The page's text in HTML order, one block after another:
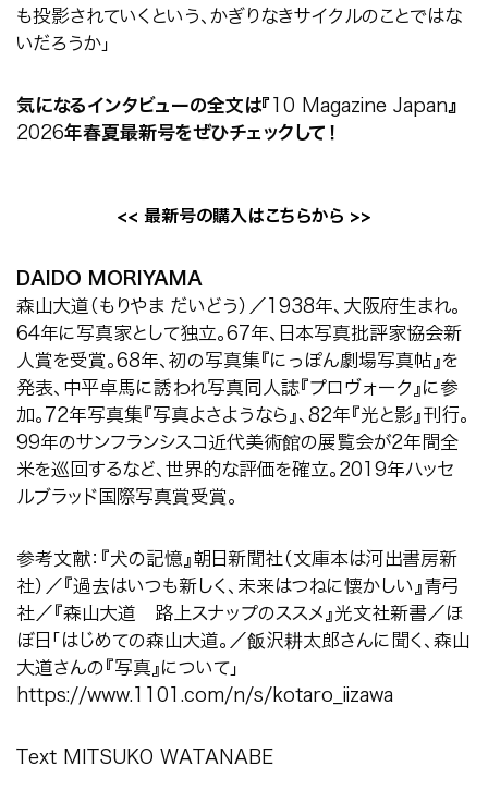
も投影されていくという、かぎりなきサイクルのことではな
いだろうか」
気になるインタビューの全文は『 10 Magazine Japan 』
2026年春夏最新号をぜひチェックして！
<< 最新号の購入はこちらから >>
DAIDO MORIYAMA
森山大道（もりやま だいどう）／1938年、大阪府生まれ。
64年に写真家として独立。67年、日本写真批評家協会新
人賞を受賞。68年、初の写真集『にっぽん劇場写真帖』を
発表、中平卓馬に誘われ写真同人誌『プロヴォーク』に参
加。72年写真集『写真よさようなら』、82年『光と影』刊行。
99年のサンフランシスコ近代美術館の展覧会が2年間全
米を巡回するなど、世界的な評価を確立。2019年ハッセ
ルブラッド国際写真賞受賞。
参考文献：『犬の記憶』朝日新聞社（文庫本は河出書房新
社）／『過去はいつも新しく、未来はつねに懐かしい』青弓
社／『森山大道 路上スナップのススメ』光文社新書／ほ
ぼ日「はじめての森山大道。／飯沢耕太郎さんに聞く、森山
大道さんの『写真』について」
https://www.1101.com/n/s/kotaro_iizawa
Text MITSUKO WATANABE